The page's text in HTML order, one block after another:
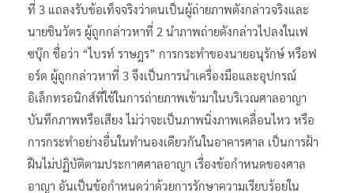
ที่ 3 แถลงรับข้อเท็จจริงว่าตนเป็นผู้ถ่ายภาพตังกล่าวจริงและ
นายชินวัตร ผู้ถูกกล่าวหาที่ 2 นำภาพถ่ายดังกล่าวไปลงในเฟ
ซบุ๊ก ชื่อว่า “ไบรท์ ราษฎร” การกระทำของนายอนุรักษ์ หรือฟ
อร์ด ผู้ถูกกล่าวหาที่ 3 จึงเป็นการนำเครื่องมือและอุปกรณ์
อิเล็กทรอนิกส์ที่ใช้ในการถ่ายภาพเข้ามาในบริเวณศาลอาญา
บันทึกภาพหรือเสียง ไม่ว่าจะเป็นภาพนิ่งภาพเคลื่อนไหว หรือ
การกระทำอย่างอื่นในทำนองเดียวกันในอาคารศาล เป็นการฝ้า
ฝืนไม่ปฏิบัติตามประกาศศาลอาญา เรื่องข้อกำหนดของศาล
อาญา อันเป็นข้อกำหนดว่าด้วยการรักษาความเรียบร้อยใน